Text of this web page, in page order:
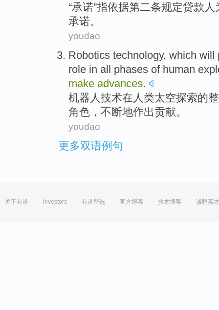
“承诺”指依据第二条规定贷款人
承诺。
youdao
Robotics technology, which will
role in all phases of human
make advances.
机器人技术在人类太空探索的
角色 ， 不断地作出贡献。
youdao
更多双语例句
关于有道 Investors 有道智选 官方博客 技术博客 诚聘英才